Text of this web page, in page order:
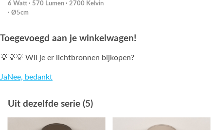
6 Watt · 570 Lumen · 2700 Kelvin
· Ø5cm
Toegevoegd aan je winkelwagen!
💡💡💡 Wil je er lichtbronnen bijkopen?
JaNee, bedankt
Uit dezelfde serie (5)